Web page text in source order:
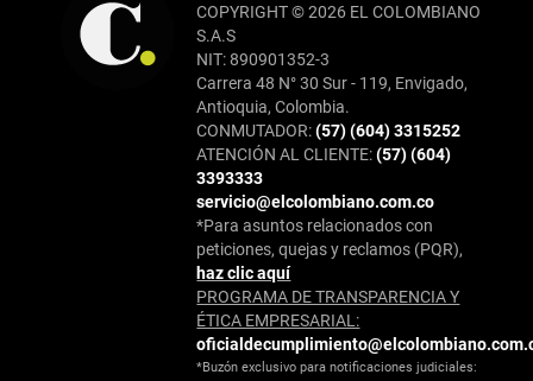
COPYRIGHT © 2026 EL COLOMBIANO
S.A.S
NIT: 890901352-3
Carrera 48 N° 30 Sur - 119, Envigado,
Antioquia, Colombia.
CONMUTADOR:(57) (604) 3315252
ATENCIÓN AL CLIENTE:(57) (604)
3393333
servicio@elcolombiano.com.co
*Para asuntos relacionados con
peticiones, quejas y reclamos (PQR),
haz clic aquí
PROGRAMA DE TRANSPARENCIA Y
ÉTICA EMPRESARIAL:
*Buzón exclusivo para notificaciones judiciales: